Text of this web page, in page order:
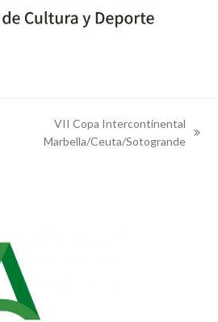
VII Copa Intercontinental
Marbella/Ceuta/Sotogrande